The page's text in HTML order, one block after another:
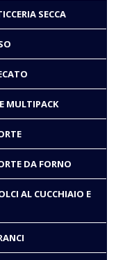
SECCA
MULTIPACK
DA FORNO
AL CUCCHIAIO E